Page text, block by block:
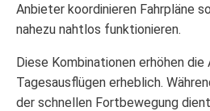
Anbieter koordinieren Fahrpläne
nahezu nahtlos funktionieren.
Diese Kombinationen erhöhen
Tagesausflügen erheblich.
der schnellen Fortbewegung